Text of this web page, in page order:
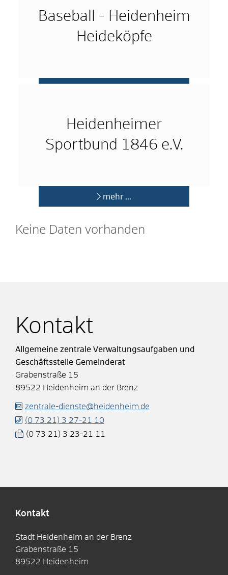
Baseball - Heidenheim
Heideköpfe
Heidenheimer
Sportbund 1846 e.V.
mehr …
Keine Daten vorhanden
Kontakt
Allgemeine zentrale Verwaltungsaufgaben und
Geschäftsstelle Gemeinderat
Grabenstraße 15
89522 Heidenheim an der Brenz
zentrale-dienste@heidenheim.de
(0 73 21) 3 27-21
10
(0 73 21) 3 23-21 11
Kontakt
Stadt Heidenheim an der Brenz
Grabenstraße 15
89522 Heidenheim